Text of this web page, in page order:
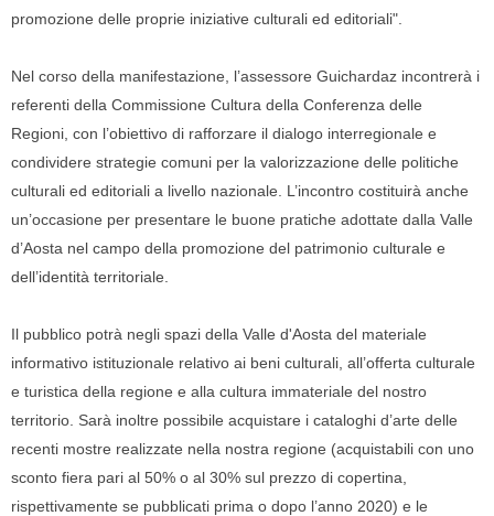
promozione delle proprie iniziative culturali ed editoriali".
Nel corso della manifestazione, l’assessore Guichardaz incontrerà i
referenti della Commissione Cultura della Conferenza delle
Regioni, con l’obiettivo di rafforzare il dialogo interregionale e
condividere strategie comuni per la valorizzazione delle politiche
culturali ed editoriali a livello nazionale. L’incontro costituirà anche
un’occasione per presentare le buone pratiche adottate dalla Valle
d’Aosta nel campo della promozione del patrimonio culturale e
dell’identità territoriale.
Il pubblico potrà negli spazi della Valle d'Aosta del materiale
informativo istituzionale relativo ai beni culturali, all’offerta culturale
e turistica della regione e alla cultura immateriale del nostro
territorio. Sarà inoltre possibile acquistare i cataloghi d’arte delle
recenti mostre realizzate nella nostra regione (acquistabili con uno
sconto fiera pari al 50% o al 30% sul prezzo di copertina,
rispettivamente se pubblicati prima o dopo l’anno 2020) e le